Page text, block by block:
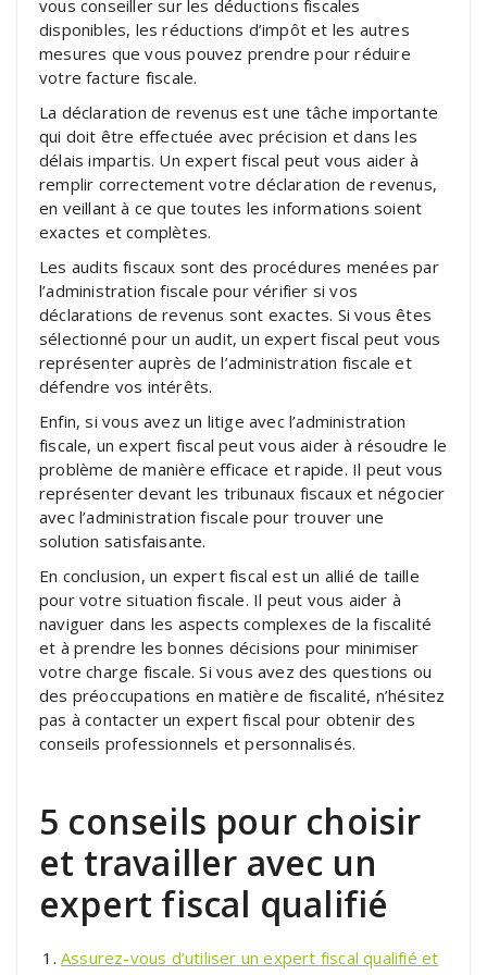
vous conseiller sur les déductions fiscales
disponibles, les réductions d’impôt et les autres
mesures que vous pouvez prendre pour réduire
votre facture fiscale.
La déclaration de revenus est une tâche importante
qui doit être effectuée avec précision et dans les
délais impartis. Un expert fiscal peut vous aider à
remplir correctement votre déclaration de revenus,
en veillant à ce que toutes les informations soient
exactes et complètes.
Les audits fiscaux sont des procédures menées par
l’administration fiscale pour vérifier si vos
déclarations de revenus sont exactes. Si vous êtes
sélectionné pour un audit, un expert fiscal peut vous
représenter auprès de l’administration fiscale et
défendre vos intérêts.
Enfin, si vous avez un litige avec l’administration
fiscale, un expert fiscal peut vous aider à résoudre le
problème de manière efficace et rapide. Il peut vous
représenter devant les tribunaux fiscaux et négocier
avec l’administration fiscale pour trouver une
solution satisfaisante.
En conclusion, un expert fiscal est un allié de taille
pour votre situation fiscale. Il peut vous aider à
naviguer dans les aspects complexes de la fiscalité
et à prendre les bonnes décisions pour minimiser
votre charge fiscale. Si vous avez des questions ou
des préoccupations en matière de fiscalité, n’hésitez
pas à contacter un expert fiscal pour obtenir des
conseils professionnels et personnalisés.
5 conseils pour choisir
et travailler avec un
expert fiscal qualifié
Assurez-vous d’utiliser un expert fiscal qualifié et